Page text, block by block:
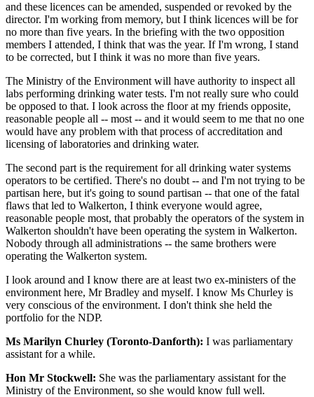
and these licences can be amended, suspended or revoked by the
director. I'm working from memory, but I think licences will be for
no more than five years. In the briefing with the two opposition
members I attended, I think that was the year. If I'm wrong, I stand
to be corrected, but I think it was no more than five years.
The Ministry of the Environment will have authority to inspect all
labs performing drinking water tests. I'm not really sure who could
be opposed to that. I look across the floor at my friends opposite,
reasonable people all -- most -- and it would seem to me that no one
would have any problem with that process of accreditation and
licensing of laboratories and drinking water.
The second part is the requirement for all drinking water systems
operators to be certified. There's no doubt -- and I'm not trying to be
partisan here, but it's going to sound partisan -- that one of the fatal
flaws that led to Walkerton, I think everyone would agree,
reasonable people most, that probably the operators of the system in
Walkerton shouldn't have been operating the system in Walkerton.
Nobody through all administrations -- the same brothers were
operating the Walkerton system.
I look around and I know there are at least two ex-ministers of the
environment here, Mr Bradley and myself. I know Ms Churley is
very conscious of the environment. I don't think she held the
portfolio for the NDP.
Ms Marilyn Churley (Toronto-Danforth): I was parliamentary
assistant for a while.
Hon Mr Stockwell: She was the parliamentary assistant for the
Ministry of the Environment, so she would know full well.